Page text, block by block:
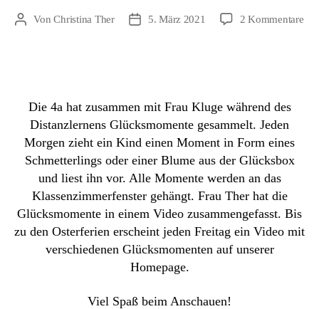
Beitragsautor
VonChristina Ther Beitragsdatum
5. März 2021 2 Kommentarezu
Die 4a hat zusammen mit Frau Kluge während des
Distanzlernens Glücksmomente gesammelt. Jeden
Morgen zieht ein Kind einen Moment in Form eines
Schmetterlings oder einer Blume aus der Glücksbox
und liest ihn vor. Alle Momente werden an das
Klassenzimmerfenster gehängt. Frau Ther hat die
Glücksmomente in einem Video zusammengefasst. Bis
zu den Osterferien erscheint jeden Freitag ein Video mit
verschiedenen Glücksmomenten auf unserer
Homepage.
Viel Spaß beim Anschauen!